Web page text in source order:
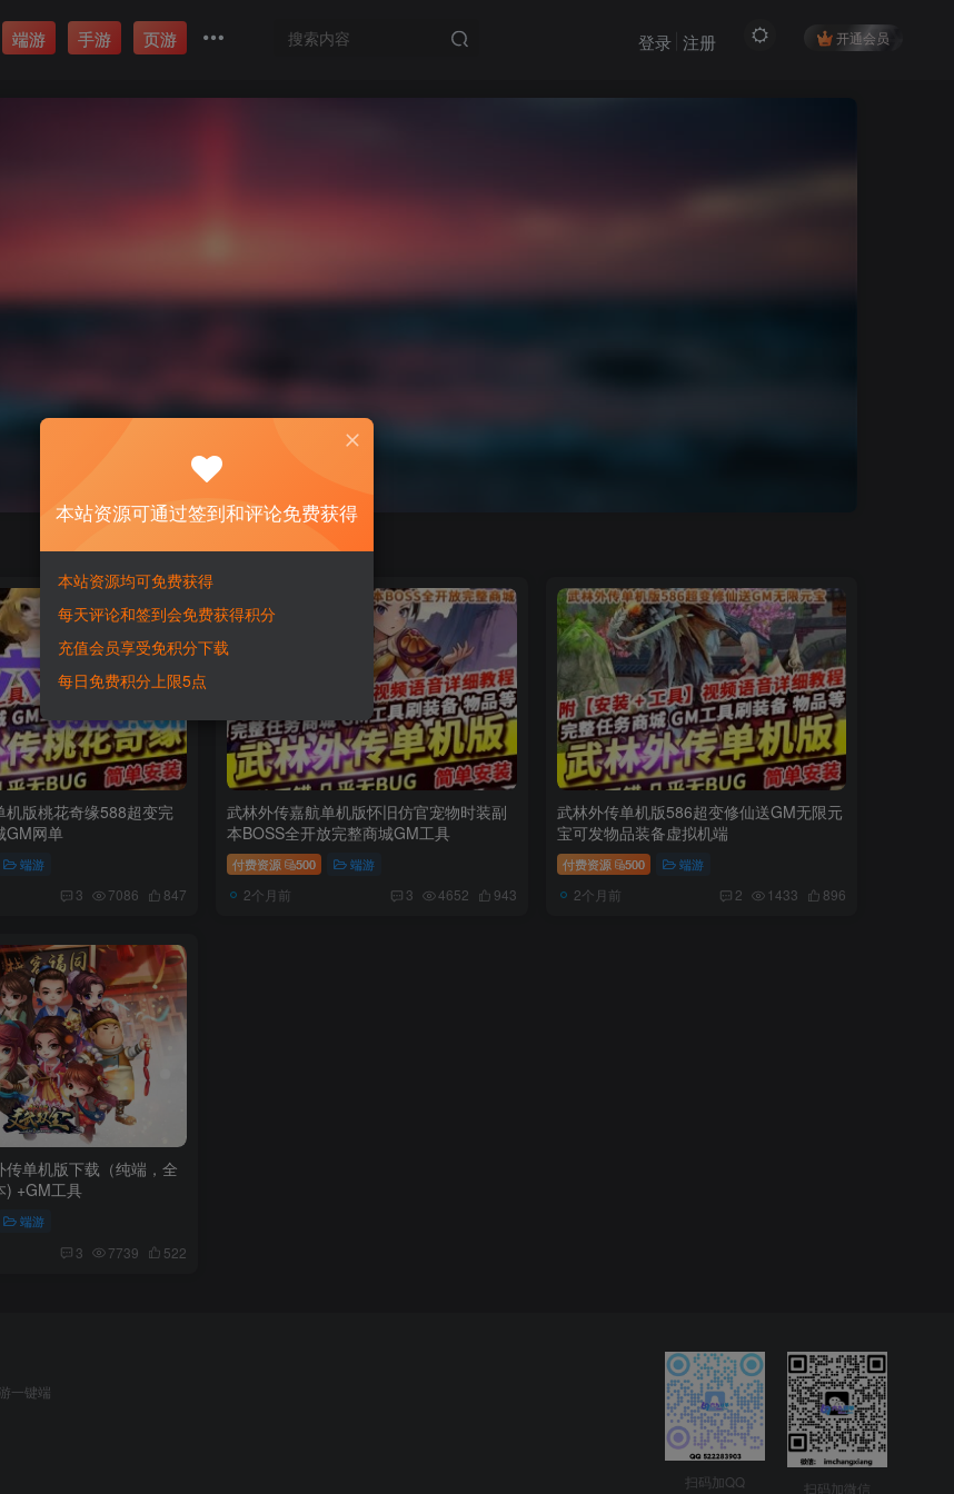
端游 手游 页游 开通会员
登录 注册
机版桃花奇缘588超变完
GM网单
端游
3 7086 847
武林外传嘉航单机版怀旧仿官宠物时装副
本BOSS全开放完整商城GM工具
付费资源 500 端游
2个月前 3 4652 943
武林外传单机版586超变修仙送GM无限元
宝可发物品装备虚拟机端
付费资源 500 端游
2个月前 2 1433 896
传单机版下载（纯端，全
) +GM工具
端游
3 7739 522
一键端
扫码加QQ 扫码加微信
本站资源可通过签到和评论免费获得
本站资源均可免费获得
每天评论和签到会免费获得积分
充值会员享受免积分下载
每日免费积分上限5点